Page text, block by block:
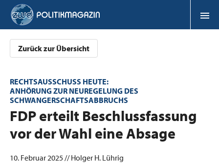
Zurück zur Übersicht
RECHTSAUSSCHUSS HEUTE:
ANHÖRUNG ZUR NEUREGELUNG DES
SCHWANGERSCHAFTSABBRUCHS
:FDP erteilt Beschlussfassung
vor der Wahl eine Absage
10. Februar 2025 // Holger H. Lührig